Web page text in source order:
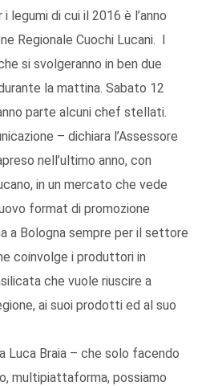
di cui il 2016 è l’anno
Regionale Cuochi Lucani. I
si svolgeranno in ben due
la mattina. Sabato 12
parte alcuni chef stellati.
– dichiara l’Assessore
nell’ultimo anno, con
in un mercato che vede
format di promozione
a Bologna sempre per il settore
coinvolge i produttori in
che vuole riuscire a
ai suoi prodotti ed al suo
Luca Braia – che solo facendo
multipiattaforma, possiamo